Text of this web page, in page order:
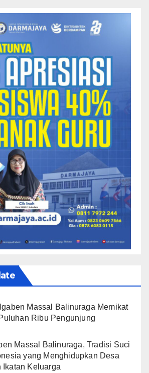
Massal Balinuraga Memikat
Ribu Pengunjung
Massal Balinuraga, Tradisi Suci
yang Menghidupkan Desa
Ikatan Keluarga